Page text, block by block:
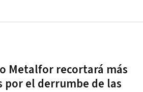
Metalfor recortará más
por el derrumbe de las